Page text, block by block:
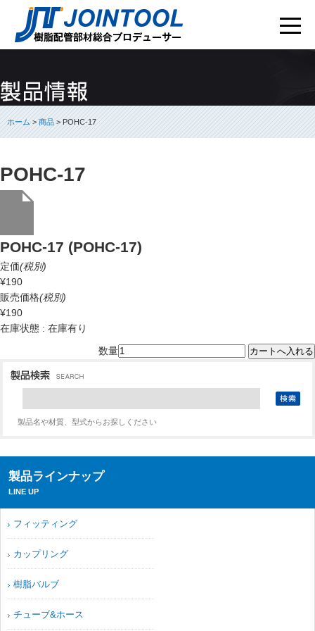
ホーム>商品> POHC-17
POHC-17
POHC-17 (POHC-17)
定価(税別)
¥190
販売価格(税別)
¥190
在庫状態 : 在庫有り
数量
製品名や材質、型式からお探しください
製品ラインナップ
LINE UP
フィッティング
カップリング
樹脂バルブ
チューブ&ホース